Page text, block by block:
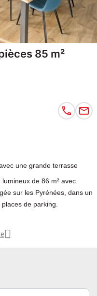
85 m²
une grande terrasse
de 86 m² avec
sur les Pyrénées, dans un
de parking.
– LUMINEUX –
et sécurisée du secteur
et modernité.
